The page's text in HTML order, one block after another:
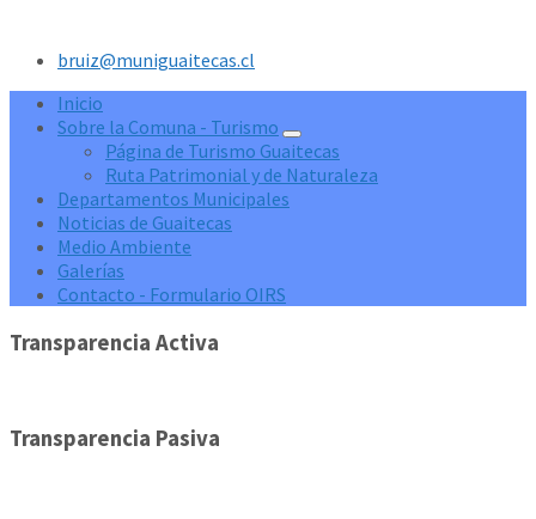
bruiz@muniguaitecas.cl
Inicio
Sobre la Comuna - Turismo
Página de Turismo Guaitecas
Ruta Patrimonial y de Naturaleza
Departamentos Municipales
Noticias de Guaitecas
Medio Ambiente
Galerías
Contacto - Formulario OIRS
Transparencia Activa
Transparencia Pasiva